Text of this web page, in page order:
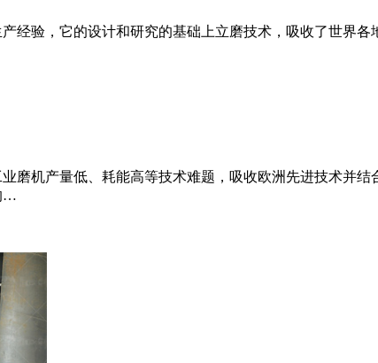
经验，它的设计和研究的基础上立磨技术，吸收了世界
磨机产量低、耗能高等技术难题，吸收欧洲先进技术并
…